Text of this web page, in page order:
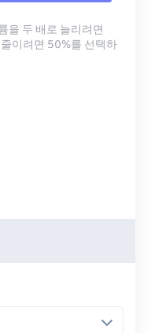
을 두 배로 늘리려면
이려면 50%를 선택하